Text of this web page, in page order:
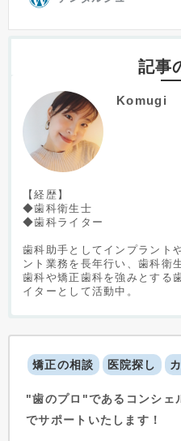
記事
Komugi
【経歴】
◆歯科衛生士
◆歯科ライター
歯科助手としてインプラント
ント業務を長年行い、歯科衛
歯科や矯正歯科を強みとする
イターとして活動中。
矯正の相談 医院探し
"歯のプロ"であるコンシェ
でサポートいたします！